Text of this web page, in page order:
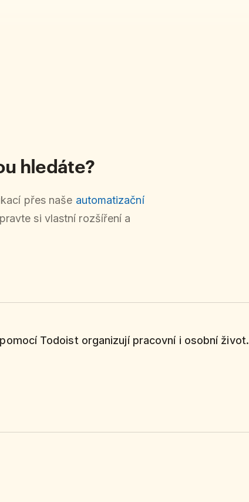
hledáte?
přes naše automatizační
si vlastní rozšíření a
Todoist organizují pracovní i osobní život.